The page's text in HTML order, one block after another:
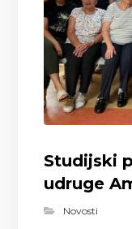
Studijski
udruge
Novosti